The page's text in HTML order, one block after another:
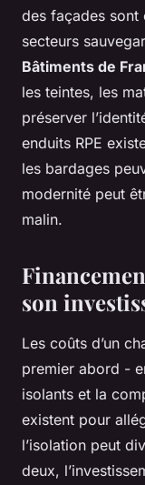
des façades sont
secteurs
Bâtiments de
les teintes, les
préserver
enduits RPE
les bardages
modernité peut
malin.
son
Les coûts d’un
premier abord -
isolants et la
existent pour
l’isolation peut
deux,